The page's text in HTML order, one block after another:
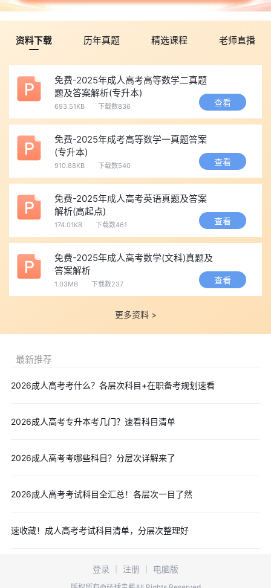
日制成人高等学历教育，按教育部当年成人高考招生退役士兵优惠
编辑推荐：
2016年河北成人高考报名条件
河北省2016年成人高考考试科目
河北2016年成人高考报名网址：河北省教育考试院
成人高考
频道和成人高考论坛
文章对您有所帮助，可以手动Ctrl+D收藏，方便查阅。小编及时更
新相关资讯，欢迎持续关注。以上是小编为大家推荐2016年河北广
播电视大学成人高考招生简章的相关信息。
【摘要】2016年成人高考考试时间为10月22日-23日，环
学是隶属于河北省教育厅的国办本科高校，是河北省唯一一所运用
计算机课件、网络、广播、电视、文字和音像教材等多种媒体进行
按学习形式分为业余和脱产，按学历层次分为本科和专
科。
脱产学制2-3年，业余学制2.5-3年，不同专业有所不同。
技术、铁道交通运营管理、生物制药技术、工商企业管理、行政管
术、发电厂及电力系统、电气自动化技术、社会工作、中药、投资
成考专业：包含以上所有单招专业及电力系统自动化技
注：其中社会工作、会计电算化专业同时面向我省残疾人
资料下载 历年真题 精选课程 老师直播
免费-2025年成人高考高等数学二真题
题及答案解析(专升本)
693.51KB 下载数836 查看
免费-2025年成考高等数学一真题答案
(专升本)
910.88KB 下载数540 查看
免费-2025年成人高考英语真题及答案
解析(高起点)
174.01KB 下载数461 查看
免费-2025年成人高考数学(文科)真题及
答案解析
1.03MB 下载数237 查看
更多资料 >
最新推荐
2026成人高考考什么？各层次科目+在职备考规划速看
2026成人高考专升本考几门？速看科目清单
2026成人高考考哪些科目？分层次详解来了
2026成人高考考试科目全汇总！各层次一目了然
速收藏！成人高考考试科目清单，分层次整理好
登录 注册 电脑版